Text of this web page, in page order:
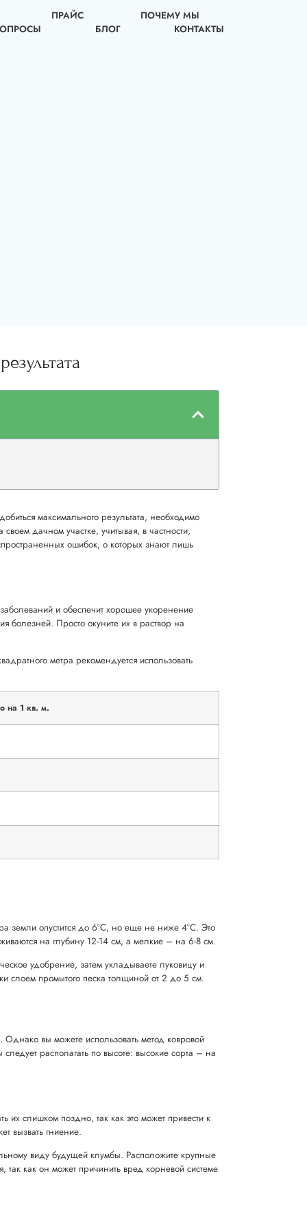
ПРАЙС
ПОЧЕМУ МЫ
БЛОГ КОНТАКТЫ
максимального результата, необходимо
дачном участке, учитывая, в частности,
ошибок, о которых знают лишь
и обеспечит хорошее укоренение
болезней. Просто окуните их в раствор на
метра рекомендуется использовать
на 1 кв. м.
земли опустится до 6°C, но еще не ниже 4°C. Это
на глубину 12-14 см, а мелкие – на 6-8 см.
удобрение, затем укладываете луковицу и
слоем промытого песка толщиной от 2 до 5 см.
вы можете использовать метод ковровой
располагать по высоте: высокие сорта – на
их слишком поздно, так как это может привести к
вызвать гниение.
виду будущей клумбы. Расположите крупные
как он может причинить вред корневой системе